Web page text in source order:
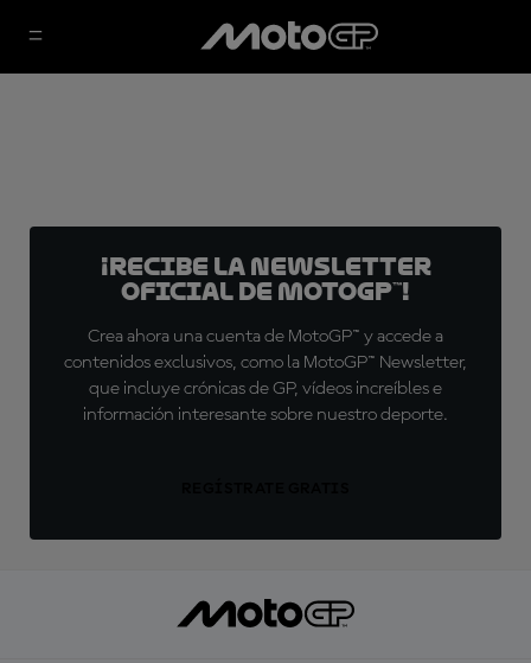
¡Recibe la Newsletter
oficial de MotoGP™!
Crea ahora una cuenta de MotoGP™ y accede a
contenidos exclusivos, como la MotoGP™ Newsletter,
que incluye crónicas de GP, vídeos increíbles e
información interesante sobre nuestro deporte.